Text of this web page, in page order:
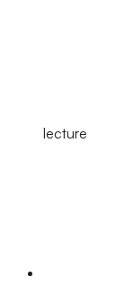
lecture